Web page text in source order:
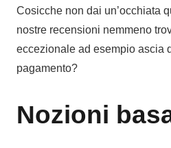
Cosicche non dai un’occhiata
nostre recensioni nemmeno
eccezionale ad esempio ascia
pagamento?
Nozioni